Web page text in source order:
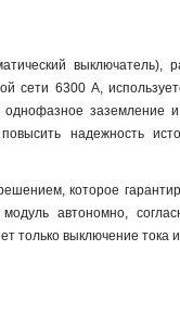
сети 6300 А,
заземление
надежность
которое
автономно,
только выключение тока